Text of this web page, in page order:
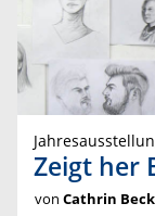
Zeigt her
von Cathrin